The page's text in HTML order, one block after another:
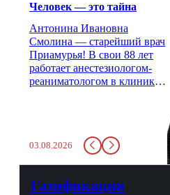
Человек — это тайна
Антонина Ивановна
Смолина — старейший врач
Приамурья! В свои 88 лет
работает анестезиологом-
реаниматологом в клинике
стажем о жизни, смерти
душе и духе. Откровенно о
03.08.2026
Газификация